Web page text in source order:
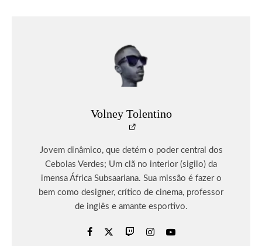
Volney Tolentino
Jovem dinâmico, que detém o poder central dos
Cebolas Verdes; Um clã no interior (sigilo) da
imensa África Subsaariana. Sua missão é fazer o
bem como designer, crítico de cinema, professor
de inglês e amante esportivo.